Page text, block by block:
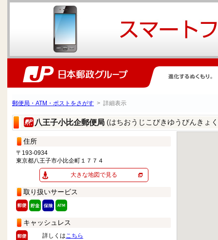
郵便局・ATM・ポストをさがす > 詳細表示
八王子小比企郵便局 (はちおうじこびきゆうびんきょ
住所
〒193-0934
東京都八王子市小比企町１７７４
大きな地図で見る
取り扱いサービス
キャッシュレス
詳しくはこちら